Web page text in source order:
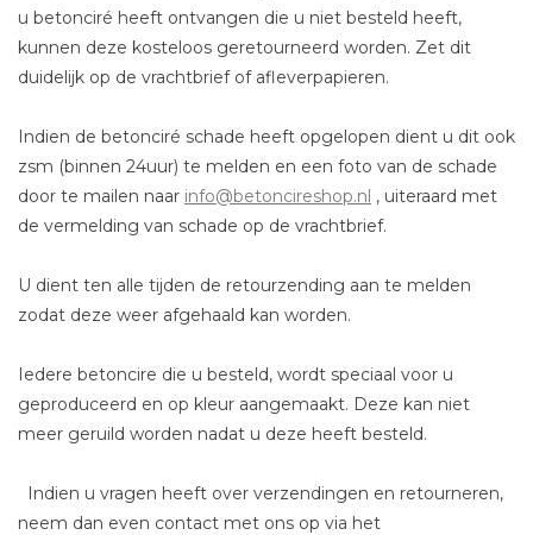
GEREEDSCHAP &
COATINGS
Verwerking
u betonciré heeft ontvangen die u niet besteld heeft,
kunnen deze kosteloos geretourneerd worden. Zet dit
duidelijk op de vrachtbrief of afleverpapieren.
Indien de betonciré schade heeft opgelopen dient u dit ook
zsm (binnen 24uur) te melden en een foto van de schade
door te mailen naar info@betoncireshop.nl , uiteraard met
de vermelding van schade op de vrachtbrief.
U dient ten alle tijden de retourzending aan te melden
zodat deze weer afgehaald kan worden.
Iedere betoncire die u besteld, wordt speciaal voor u
geproduceerd en op kleur aangemaakt. Deze kan niet
meer geruild worden nadat u deze heeft besteld.
Indien u vragen heeft over verzendingen en retourneren,
neem dan even contact met ons op via het